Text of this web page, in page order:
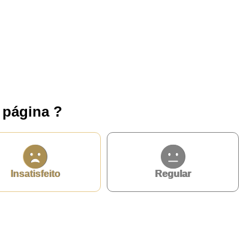
das 14h às 18h.
?
Insatisfeito Regular